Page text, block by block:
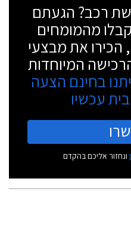
רכב? הגעתם
מהמומחים
הכירו את מבצעי
המיוחדות
בחינם הצעה
עכשיו
ונחזור אליכם בהקדם